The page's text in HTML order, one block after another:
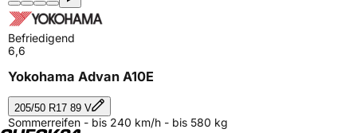
Befriedigend
6,6
Yokohama Advan A10E
205/50 R17 89 V
Sommerreifen - bis 240 km/h - bis 580 kg